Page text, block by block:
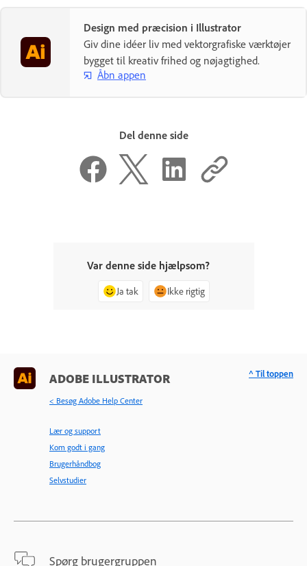
Design med præcision i Illustrator
Giv dine idéer liv med vektorgrafiske værktøjer
bygget til kreativ frihed og nøjagtighed.
Åbn appen
Del denne side
Var denne side hjælpsom?
Ja tak Ikke rigtig
ADOBE ILLUSTRATOR
< Besøg Adobe Help Center
Lær og support
Kom godt i gang
Brugerhåndbog
Selvstudier
Spørg brugergruppen
^ Til toppen